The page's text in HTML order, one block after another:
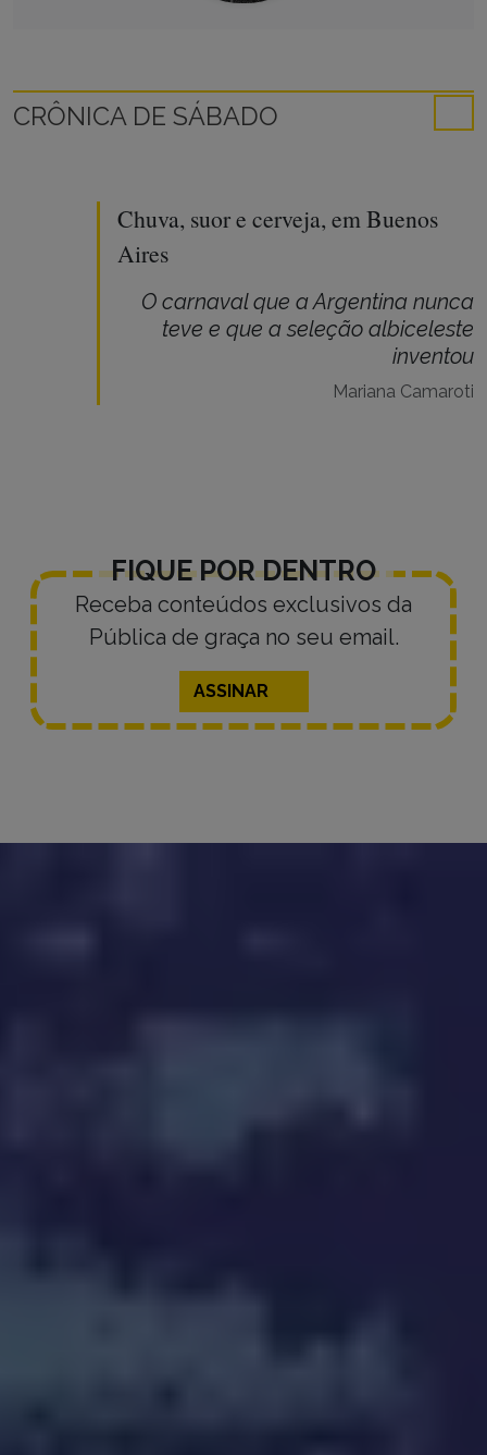
CRÔNICA DE SÁBADO
Chuva, suor e cerveja, em Buenos
Aires
O carnaval que a Argentina nunca
teve e que a seleção albiceleste
inventou
Mariana Camaroti
FIQUE POR DENTRO
Receba conteúdos exclusivos da
Pública de graça no seu email.
ASSINAR